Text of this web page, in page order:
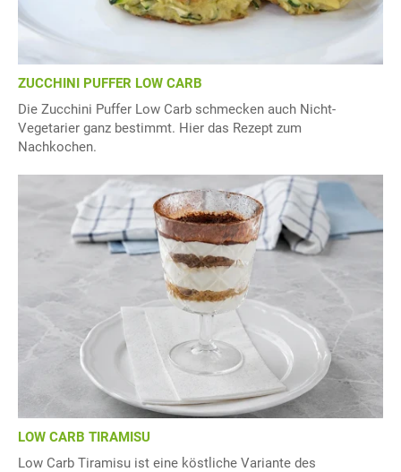
ZUCCHINI PUFFER LOW CARB
Die Zucchini Puffer Low Carb schmecken auch Nicht-
Vegetarier ganz bestimmt. Hier das Rezept zum
Nachkochen.
LOW CARB TIRAMISU
Low Carb Tiramisu ist eine köstliche Variante des